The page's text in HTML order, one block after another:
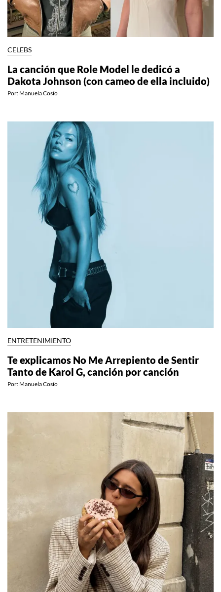
CELEBS
La canción que Role Model le dedicó a
Dakota Johnson (con cameo de ella incluido)
Por: Manuela Cosío
ENTRETENIMIENTO
Te explicamos No Me Arrepiento de Sentir
Tanto de Karol G, canción por canción
Por: Manuela Cosío